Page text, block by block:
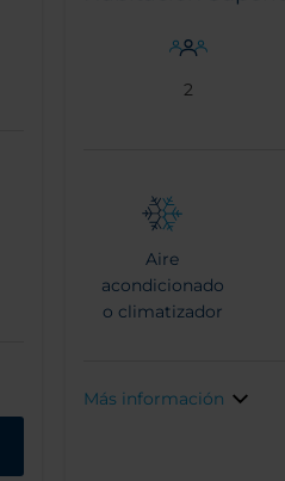
2
Aire
acondicionado
o climatizador
Más información